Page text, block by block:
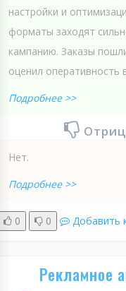
настройки и
форматы заходят
кампанию. Заказы
оценил оперативность
Подробнее >>
Нет.
Подробнее >>
0 0 Добавить
Рекламное